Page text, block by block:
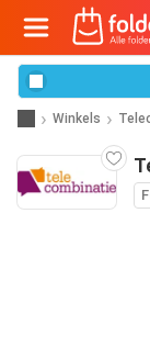
Winkels